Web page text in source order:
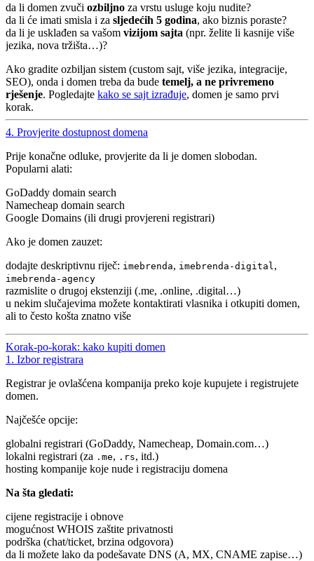
da li domen zvuči ozbiljno za vrstu usluge koju nudite?
da li će imati smisla i za sljedećih 5 godina, ako biznis poraste?
da li je usklađen sa vašom vizijom sajta (npr. želite li kasnije više
jezika, nova tržišta…)?
Ako gradite ozbiljan sistem (custom sajt, više jezika, integracije,
SEO), onda i domen treba da bude temelj, a ne privremeno
rješenje. Pogledajte kako se sajt izrađuje, domen je samo prvi
korak.
4. Provjerite dostupnost domena
Prije konačne odluke, provjerite da li je domen slobodan.
Popularni alati:
GoDaddy domain search
Namecheap domain search
Google Domains (ili drugi provjereni registrari)
Ako je domen zauzet:
dodajte deskriptivnu riječ: imebrenda, imebrenda-digital ,
imebrenda-agency
razmislite o drugoj ekstenziji (.me, .online, .digital…)
u nekim slučajevima možete kontaktirati vlasnika i otkupiti domen,
ali to često košta znatno više
Korak-po-korak: kako kupiti domen
1. Izbor registrara
Registrar je ovlašćena kompanija preko koje kupujete i registrujete
domen.
Najčešće opcije:
globalni registrari (GoDaddy, Namecheap, Domain.com…)
lokalni registrari (za .me, .rs, itd.)
hosting kompanije koje nude i registraciju domena
Na šta gledati:
cijene registracije i obnove
mogućnost WHOIS zaštite privatnosti
podrška (chat/ticket, brzina odgovora)
da li možete lako da podešavate DNS (A, MX, CNAME zapise…)